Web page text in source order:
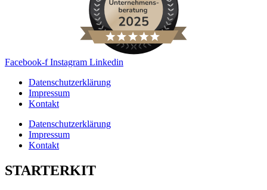
Facebook-f Instagram Linkedin
Datenschutzerklärung
Impressum
Kontakt
Datenschutzerklärung
Impressum
Kontakt
STARTERKIT